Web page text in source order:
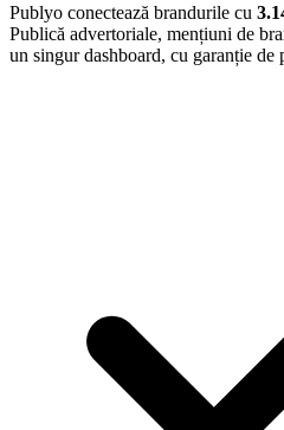
Publyo conectează brandurile cu
Publică advertoriale, mențiuni de
un singur dashboard, cu garanție de